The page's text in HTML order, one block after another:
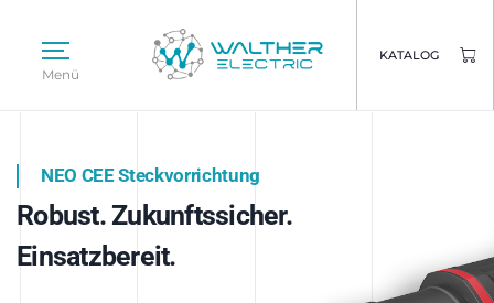
Menü
KATALOG
Intelligente Stromverteilung
NEO CEE Steckvorrichtung
Robust. Zukunftssicher.
Einsatzbereit.
Intelligenz trifft Energie.